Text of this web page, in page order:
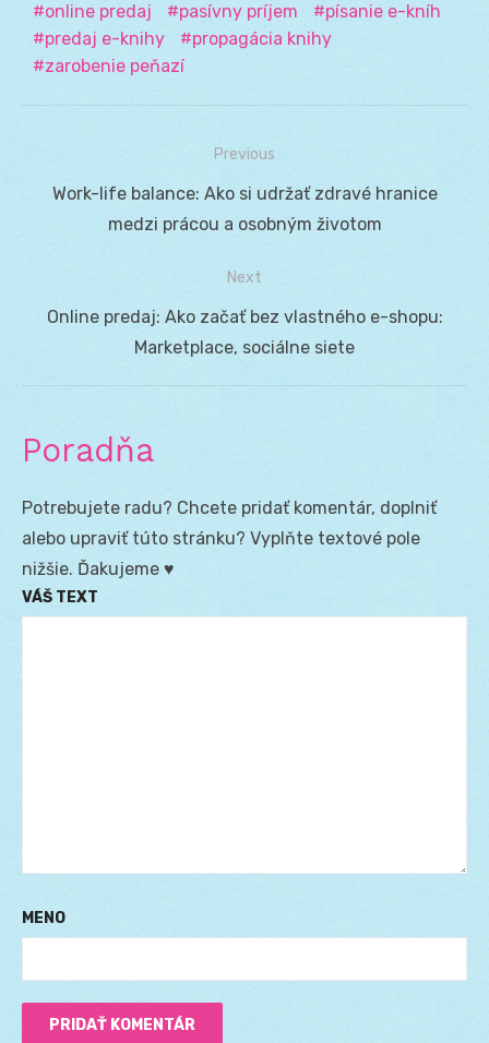
online predaj
pasívny príjem
písanie e-kníh
predaj e-knihy
propagácia knihy
zarobenie peňazí
Navigácia
Previous
Previous
Work-life balance: Ako si udržať zdravé hranice
medzi prácou a osobným životom
Next
Next
Online predaj: Ako začať bez vlastného e-shopu:
Marketplace, sociálne siete
Poradňa
Potrebujete radu? Chcete pridať komentár, doplniť
alebo upraviť túto stránku? Vyplňte textové pole
nižšie. Ďakujeme ♥
VÁŠ TEXT
MENO